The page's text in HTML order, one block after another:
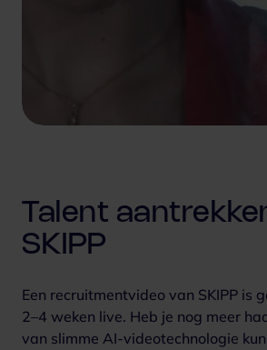
Talent
SKIPP
Een recruitmentvideo van SKIPP is
2–4 weken live. Heb je nog meer
van slimme AI-videotechnologie